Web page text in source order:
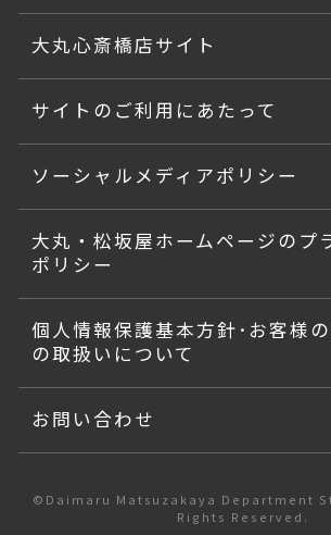
大丸心斎橋店サイト
サイトのご利用にあたって
ソーシャルメディアポリシー
大丸・松坂屋ホームページのプ
ポリシー
個人情報保護基本方針･お客様
の取扱いについて
お問い合わせ
©Daimaru Matsuzakaya Department
Rights Reserved.